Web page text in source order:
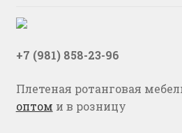
+7 (981) 858-23-96
Плетеная ротанговая
оптом и в розницу